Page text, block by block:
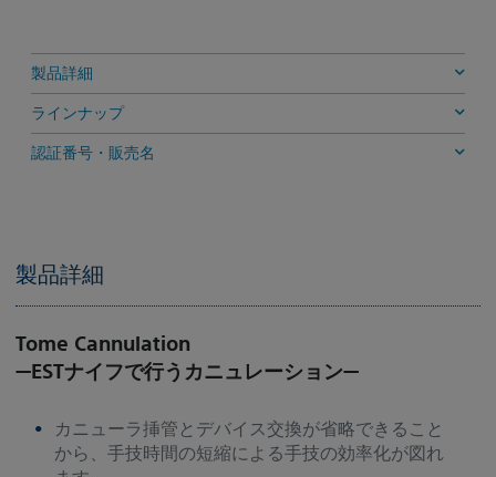
製品詳細
ラインナップ
認証番号・販売名
製品詳細
Tome Cannulation
―ESTナイフで行うカニュレーション―
カニューラ挿管とデバイス交換が省略できること
から、手技時間の短縮による手技の効率化が図れ